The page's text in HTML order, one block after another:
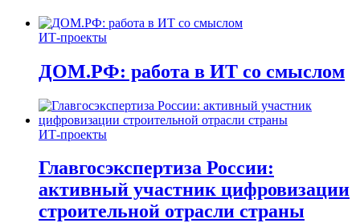
ИТ-проекты
ДОМ.РФ: работа в ИТ со смыслом
ИТ-проекты
Главгосэкспертиза России:
активный участник цифровизации
строительной отрасли страны